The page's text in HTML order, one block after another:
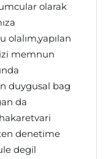
olarak
olalım,yapılan
memnun
duygusal bag
da
denetime
degil